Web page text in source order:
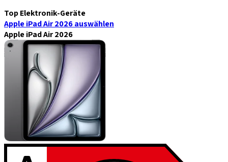
Top Elektronik-Geräte
Apple iPad Air 2026auswählen
Apple iPad Air 2026